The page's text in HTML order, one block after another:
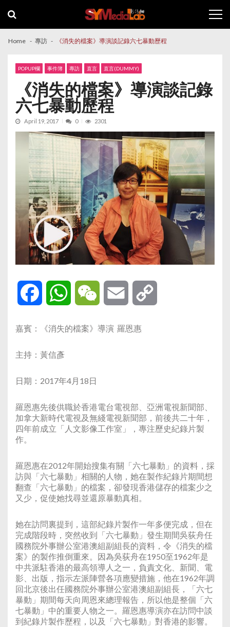
navigation
content
Home 專訪 《消失的檔案》導演談記錄六七暴動歷程
POPUP欄 事件簿 專訪 直言 直言(DUMMY)
《消失的檔案》導演談記錄
六七暴動歷程
April 19, 2017 0 2301
Facebook WhatsAppWeChat Email
嘉賓：《消失的檔案》導演 羅恩惠
主持：黃信彥
日期：2017年4月18日
羅恩惠先後供職於香港電台電視部、亞洲電視新聞部、
加拿大新時代電視及無綫電視新聞部，前後共二十年，
四年前成立「人文影像工作室」，專注歷史紀錄片製
作。
羅恩惠在2012年開始搜集有關「六七暴動」的資料，採
訪與「六七暴動」相關的人物，她在製作紀錄片期間想
翻查「六七暴動」的檔案，卻發現香港儲存的檔案少之
又少，促使她找尋並還原暴動真相。
她在訪問裏提到，這部紀錄片製作一年多便完成，但在
完成階段時，突然收到「六七暴動」發生期間吳荻舟任
國務院外事辦公室港澳組副組長的資料，令《消失的檔
案》的製作推倒重來。因為吳荻舟在1950至1962年是
中共派駐香港的最高領導人之一，負責文化、新聞、電
影、出版，指示左派陣營各項應變措施，他在1962年調
回北京後出任國務院外事辦公室港澳組副組長，「六七
暴動」期間每天向周恩來總理報告，所以他是整個「六
七暴動」中的重要人物之一。羅恩惠導演亦在訪問中談
到紀錄片製作歷程，以及「六七暴動」對香港的影響。